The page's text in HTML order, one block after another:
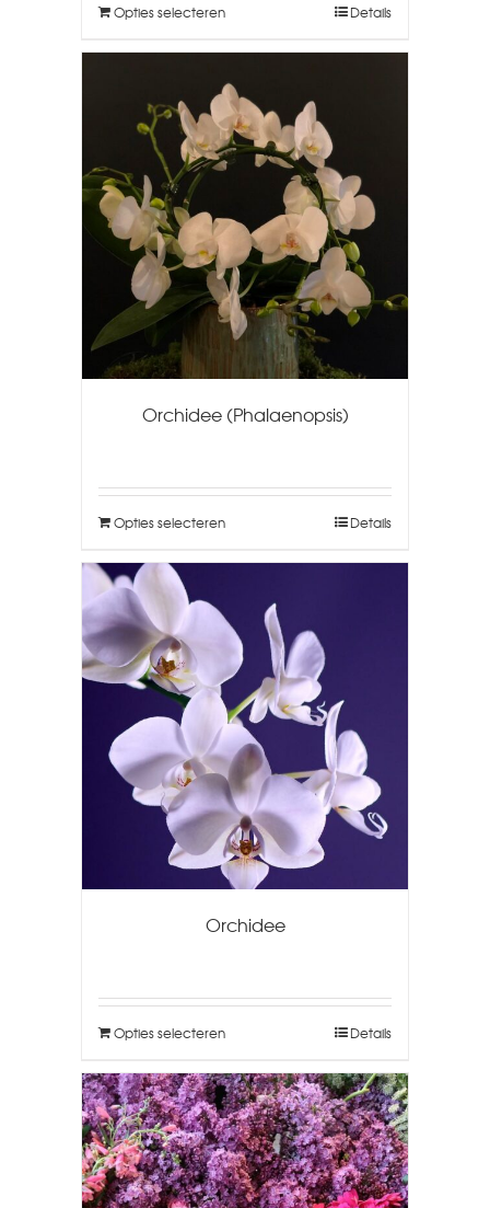
Opties selecteren Details
Orchidee (Phalaenopsis)
Opties selecteren Details
Orchidee
Opties selecteren Details